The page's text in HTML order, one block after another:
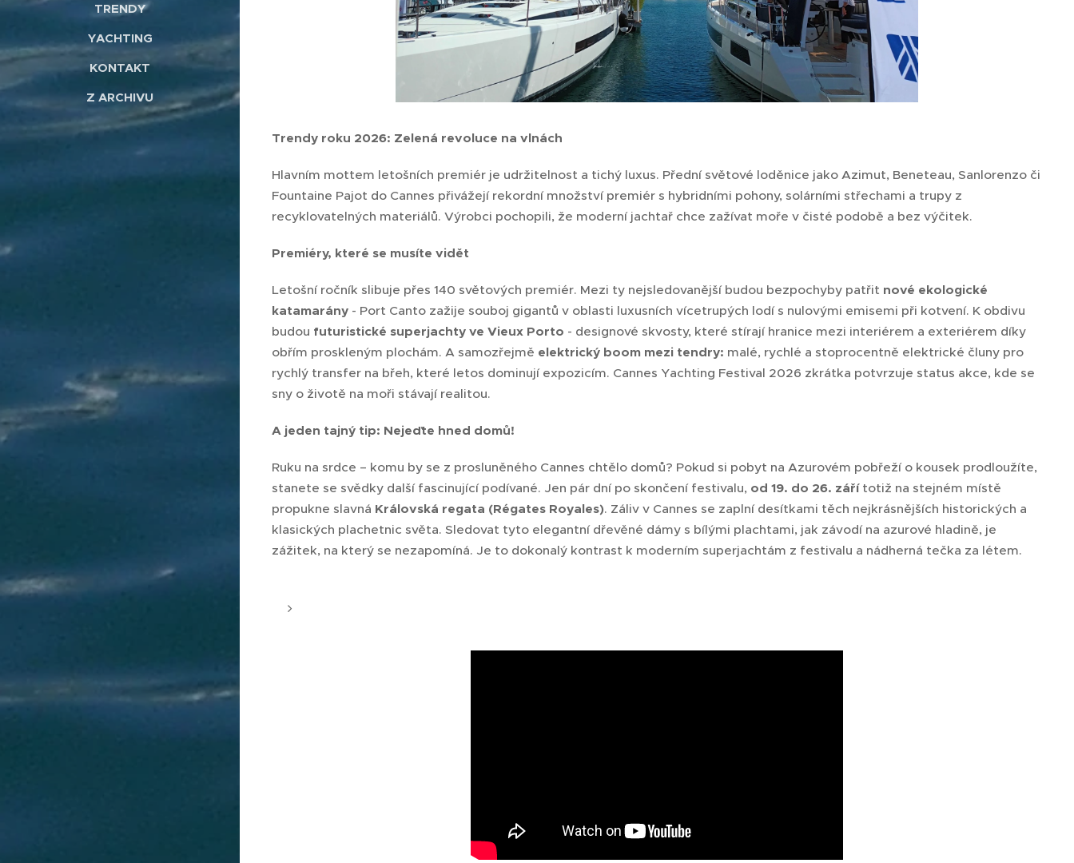
TRENDY
YACHTING
KONTAKT
Z ARCHIVU
Trendy roku 2026: Zelená revoluce na vlnách
Hlavním mottem letošních premiér je udržitelnost a tichý luxus. Přední světové loděnice jako Azimut, Beneteau, Sanlorenzo či
Fountaine Pajot do Cannes přivážejí rekordní množství premiér s hybridními pohony, solárními střechami a trupy z
recyklovatelných materiálů. Výrobci pochopili, že moderní jachtař chce zažívat moře v čisté podobě a bez výčitek.
Premiéry, které se musíte vidět
Letošní ročník slibuje přes 140 světových premiér. Mezi ty nejsledovanější budou bezpochyby patřit nové ekologické
katamarány - Port Canto zažije souboj gigantů v oblasti luxusních vícetrupých lodí s nulovými emisemi při kotvení. K obdivu
budou futuristické superjachty ve Vieux Porto - designové skvosty, které stírají hranice mezi interiérem a exteriérem díky
obřím proskleným plochám. A samozřejmě elektrický boom mezi tendry: malé, rychlé a stoprocentně elektrické čluny pro
rychlý transfer na břeh, které letos dominují expozicím. Cannes Yachting Festival 2026 zkrátka potvrzuje status akce, kde se
sny o životě na moři stávají realitou.
A jeden tajný tip: Nejeďte hned domů!
Ruku na srdce – komu by se z prosluněného Cannes chtělo domů? Pokud si pobyt na Azurovém pobřeží o kousek prodloužíte,
stanete se svědky další fascinující podívané. Jen pár dní po skončení festivalu, od 19. do 26. září totiž na stejném místě
propukne slavná Královská regata (Régates Royales). Záliv v Cannes se zaplní desítkami těch nejkrásnějších historických a
klasických plachetnic světa. Sledovat tyto elegantní dřevěné dámy s bílými plachtami, jak závodí na azurové hladině, je
zážitek, na který se nezapomíná. Je to dokonalý kontrast k moderním superjachtám z festivalu a nádherná tečka za létem.